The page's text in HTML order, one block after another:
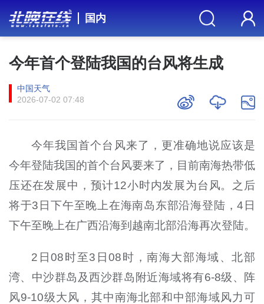
国内
今年首个登陆我国的台风将生成
中国天气
2026-07-02 07:48
今年我国首个台风来了，更准确地说应该是
今年登陆我国的首个台风要来了，目前南海热带低
压还在发展中，预计12小时内发展为台风。之后
将于3日下午至晚上在海南岛东部沿海登陆，4日
下午至晚上在广西沿海到越南北部沿海再次登陆。
2日08时至3日08时，南海大部海域、北部
湾、中沙群岛及西沙群岛附近海域将有6-8级、阵
风9-10级大风，其中南海北部和中部海域风力可